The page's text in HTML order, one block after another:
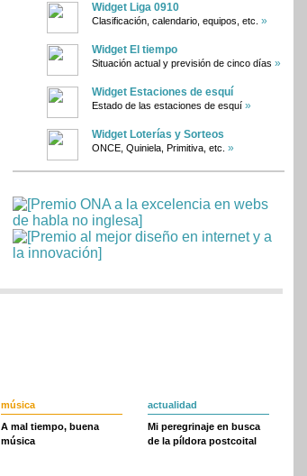
Widget Liga 0910
Clasificación, calendario, equipos, etc. »
Widget El tiempo
Situación actual y previsión de cinco días »
Widget Estaciones de esquí
Estado de las estaciones de esquí »
Widget Loterías y Sorteos
ONCE, Quiniela, Primitiva, etc. »
música
A mal tiempo, buena
música
actualidad
Mi peregrinaje en busca
de la píldora postcoital